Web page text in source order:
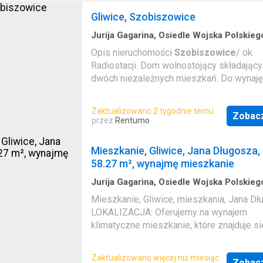
Gliwice, Szobiszowice
Jurija Gagarina, Osiedle Wojska
kuchnia
Opis nieruchomości Szobiszowice/ ok.
Radiostacji. Dom wolnostojący
dwóch niezależnych mieszkań. Do
trzy pokojowe) z niezależnymi wejściami.
parterze znajduje się mieszkanie o
58m2, składające się z dwóch pokoi,
czynsz najmu 2500 zł/mc+media(prąd,
śmieci, internet) Na piętrze znajduje się
mieszkanie o powierzchni 75m2,
trzech pokoi, kuchni, łazienki (wanna),
balkonu-czynsz najmu 3000 zł/
gaz, woda, śmieci, internet). Dom jest
bezpośrednio po remoncie. Umeblowany
wyposżenia kuchni wchodzi także
Zaktualizowano 2 tygodnie temu
przez Rentumo
Mieszkanie, Gliwice, Jana Długosza,
58.27 m², wynajmę mieszkanie
Jurija Gagarina, Osiedle Wojska
Mieszkanie, Gliwice, mieszkania, Jana
LOKALIZACJA: Oferujemy na wynajem
klimatyczne mieszkanie, które znajduje
Długosza. Okolica jest bardzo cicha i
Zaktualizowano więcej niż miesiąc